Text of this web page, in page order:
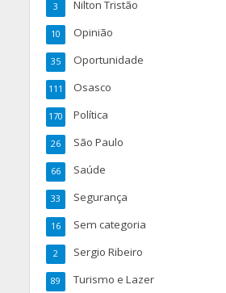
Nilton Tristão
3
Opinião
10
Oportunidade
35
Osasco
111
Política
170
São Paulo
26
Saúde
66
Segurança
33
Sem categoria
16
Sergio Ribeiro
2
Turismo e Lazer
89